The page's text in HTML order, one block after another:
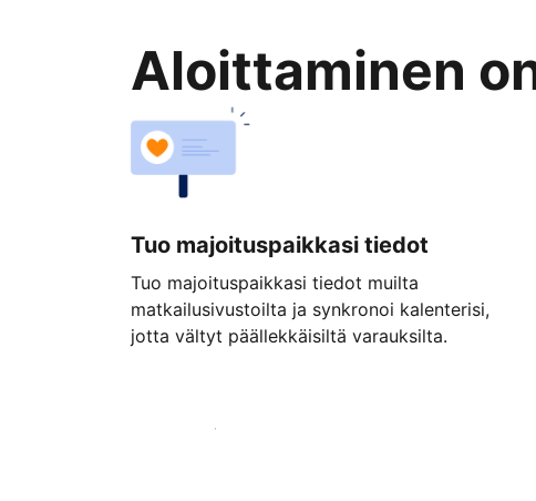
Aloittaminen
Tuo majoituspaikkasi tiedot
Tuo majoituspaikkasi tiedot muilta
matkailusivustoilta ja synkronoi kalenterisi,
jotta vältyt päällekkäisiltä varauksilta.
Aloita jo tänään